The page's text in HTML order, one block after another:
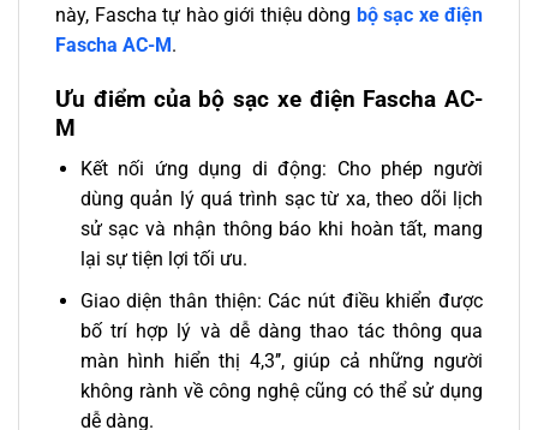
này, Fascha tự hào giới thiệu dòng bộ sạc xe điện
Fascha AC-M.
Ưu điểm của bộ sạc xe điện Fascha AC-
M
Kết nối ứng dụng di động: Cho phép người
dùng quản lý quá trình sạc từ xa, theo dõi lịch
sử sạc và nhận thông báo khi hoàn tất, mang
lại sự tiện lợi tối ưu.
Giao diện thân thiện: Các nút điều khiển được
bố trí hợp lý và dễ dàng thao tác thông qua
màn hình hiển thị 4,3’’, giúp cả những người
không rành về công nghệ cũng có thể sử dụng
dễ dàng.